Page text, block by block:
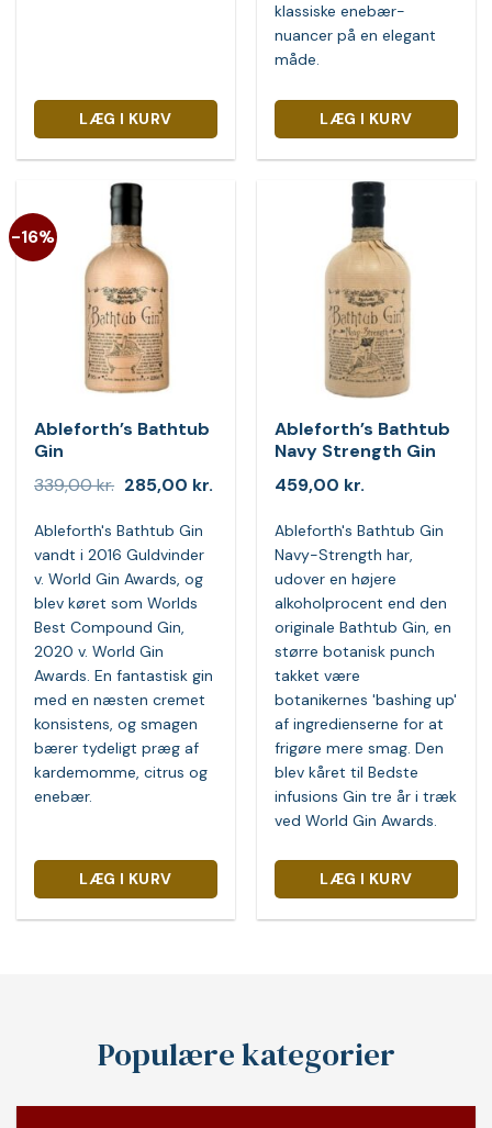
LÆG I KURV
klassiske enebær-
nuancer på en elegant
måde.
LÆG I KURV
-16%
Ableforth’s Bathtub
Gin
339,00kr. Den
var:
339,00 kr..
285,00 kr.Den
285,00 kr..
Ableforth's Bathtub Gin
vandt i 2016 Guldvinder
v. World Gin Awards, og
blev køret som Worlds
Best Compound Gin,
2020 v. World Gin
Awards. En fantastisk gin
med en næsten cremet
konsistens, og smagen
bærer tydeligt præg af
kardemomme, citrus og
enebær.
LÆG I KURV
Ableforth’s Bathtub
Navy Strength Gin
459,00 kr.
Ableforth's Bathtub Gin
Navy-Strength har,
udover en højere
alkoholprocent end den
originale Bathtub Gin, en
større botanisk punch
takket være
botanikernes 'bashing up'
af ingredienserne for at
frigøre mere smag. Den
blev kåret til Bedste
infusions Gin tre år i træk
ved World Gin Awards.
LÆG I KURV
Populære kategorier